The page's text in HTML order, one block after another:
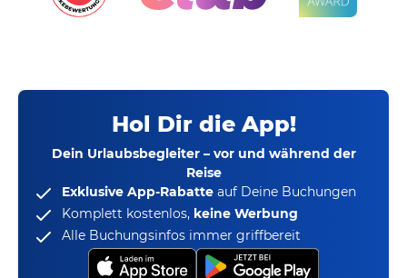
Hol Dir die App!
Dein Urlaubsbegleiter – vor und während der
Reise
Exklusive App-Rabatte auf Deine Buchungen
Komplett kostenlos, keine Werbung
Alle Buchungsinfos immer griffbereit